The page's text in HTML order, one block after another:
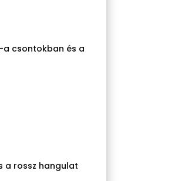
a csontokban és a
a rossz hangulat